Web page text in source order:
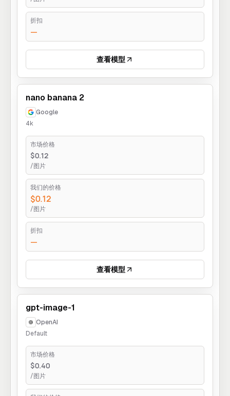
折扣
—
查看模型
nano banana 2
Google
4k
市场价格
$0.12
/图片
我们的价格
$0.12
/图片
折扣
—
查看模型
gpt-image-1
OpenAI
Default
市场价格
$0.40
/图片